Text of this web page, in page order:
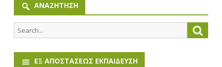
ΑΝΑΖΉΤΗΣΗ
Search
for:
ΕΞ ΑΠΟΣΤΆΣΕΩΣ ΕΚΠΑΊΔΕΥΣΗ